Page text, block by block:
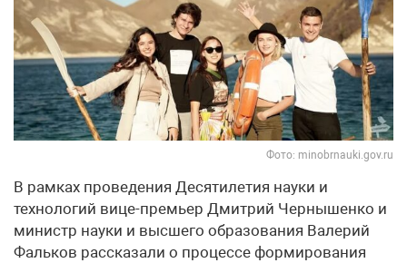
Фото: minobrnauki.gov.ru
В рамках проведения Десятилетия науки и
технологий вице-премьер Дмитрий Чернышенко и
министр науки и высшего образования Валерий
Фальков рассказали о процессе формирования